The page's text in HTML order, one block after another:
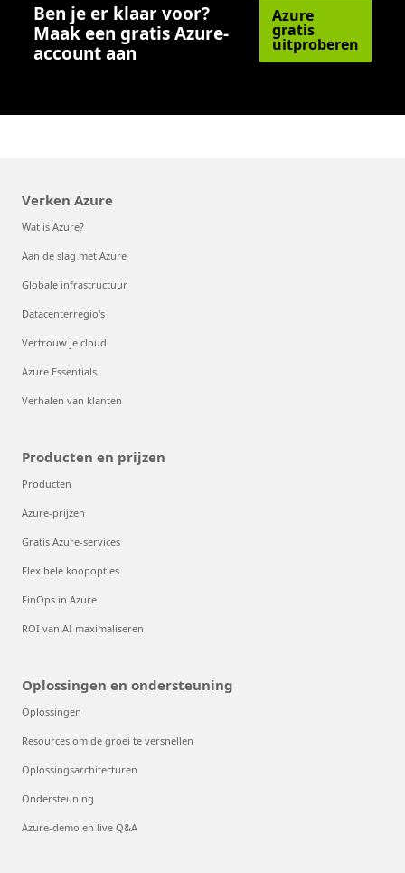
Ben je er klaar voor?
Maak een gratis Azure-
account aan
Azure
gratis
uitproberen
Verken Azure
Wat is Azure?
Aan de slag met Azure
Globale infrastructuur
Datacenterregio's
Vertrouw je cloud
Azure Essentials
Verhalen van klanten
Producten en prijzen
Producten
Azure-prijzen
Gratis Azure-services
Flexibele koopopties
FinOps in Azure
ROI van AI maximaliseren
Oplossingen en ondersteuning
Oplossingen
Resources om de groei te versnellen
Oplossingsarchitecturen
Ondersteuning
Azure-demo en live Q&A